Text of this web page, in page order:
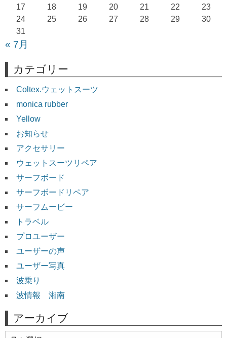
17
18 19 20 21 22
23
24
25 26 27 28 29
30
31
« 7月
カテゴリー
Coltex.ウェットスーツ
monica rubber
Yellow
お知らせ
アクセサリー
ウェットスーツリペア
サーフボード
サーフボードリペア
サーフムービー
トラベル
プロユーザー
ユーザーの声
ユーザー写真
波乗り
波情報 湘南
アーカイブ